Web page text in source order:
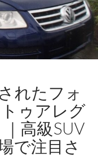
れたフォ
ゥアレグ
｜高級SUV
で注目さ